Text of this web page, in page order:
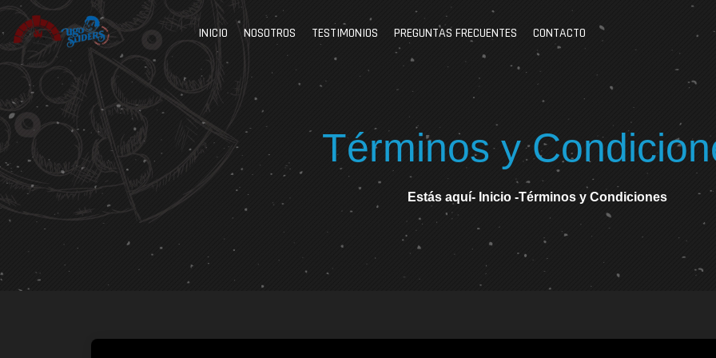
INICIO NOSOTROS TESTIMONIOS PREGUNTAS FRECUENTES CONTACTO
Términos y
Estás aquí- Inicio -Términos y Condiciones